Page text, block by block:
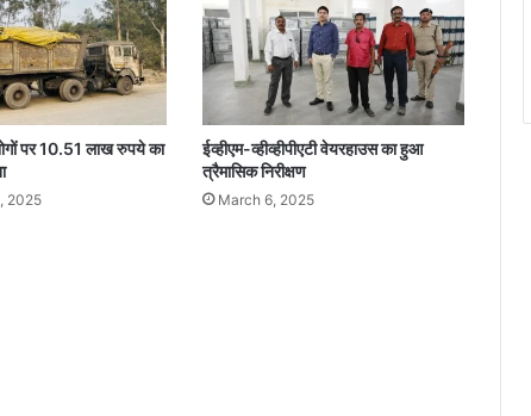
फ
भा
र
ती
य
मा
पर 10.51 लाख रुपये का
2025
ईव्हीएम-व्हीव्हीपीएटी वेयरहाउस का हुआ
त्रैमासिक निरीक्षण
March 6, 2025